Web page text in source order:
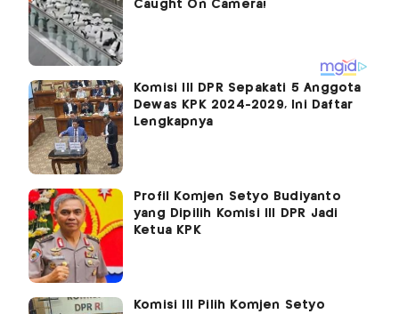
Komisi III DPR Sepakati 5 Anggota
Dewas KPK 2024-2029, Ini Daftar
Lengkapnya
Profil Komjen Setyo Budiyanto
yang Dipilih Komisi III DPR Jadi
Ketua KPK
Komisi III Pilih Komjen Setyo